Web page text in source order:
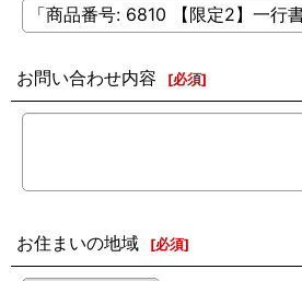
お問い合わせ内容 [必須]
お住まいの地域 [必須]